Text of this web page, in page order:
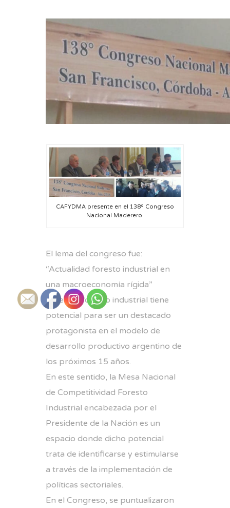
CAFYDMA presente en el 138º Congreso
Nacional Maderero
El lema del congreso fue:
“Actualidad foresto industrial en
una macroeconomía rígida”
El sector foresto industrial tiene
potencial para ser un destacado
protagonista en el modelo de
desarrollo productivo argentino de
los próximos 15 años.
En este sentido, la Mesa Nacional
de Competitividad Foresto
Industrial encabezada por el
Presidente de la Nación es un
espacio donde dicho potencial
trata de identificarse y estimularse
a través de la implementación de
políticas sectoriales.
En el Congreso, se puntualizaron